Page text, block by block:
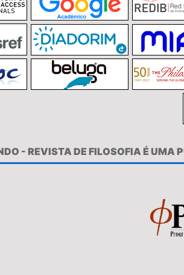
- REVISTA DE FILOSOFIA É UMA